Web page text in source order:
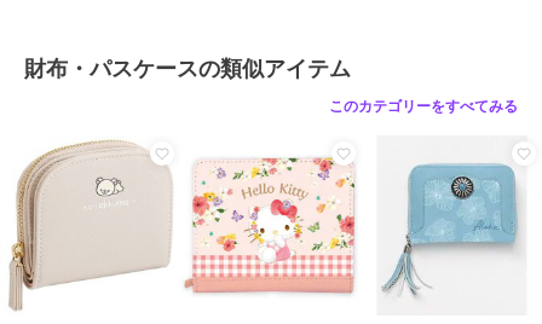
財布・パスケースの類似アイテム
このカテゴリーをすべてみる